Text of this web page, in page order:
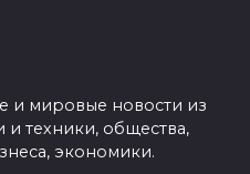
и мировые новости из
и техники, общества,
экономики.